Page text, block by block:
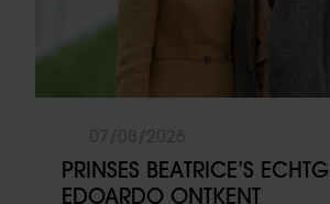
PRINSES BEATRICE’S
EDOARDO ONTKENT